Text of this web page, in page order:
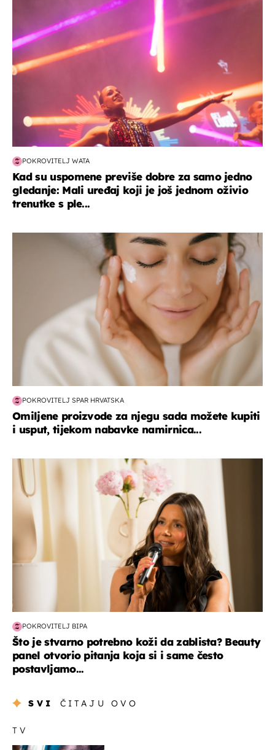
POKROVITELJ WATA
Kad su uspomene previše dobre za samo jedno
gledanje: Mali uređaj koji je još jednom oživio
trenutke s ple...
moda & ljepota
POKROVITELJ SPAR HRVATSKA
Omiljene proizvode za njegu sada možete kupiti
i usput, tijekom nabavke namirnica...
moda & ljepota
POKROVITELJ BIPA
Što je stvarno potrebno koži da zablista? Beauty
panel otvorio pitanja koja si i same često
postavljamo...
SVI ČITAJU OVO
TV